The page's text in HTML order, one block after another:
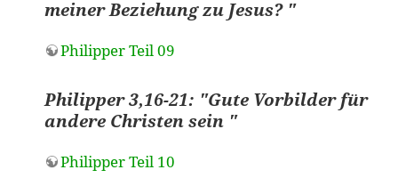
meiner Beziehung zu Jesus? "
Philipper Teil 09
Philipper 3,16-21: "Gute Vorbilder für
andere Christen sein "
Philipper Teil 10